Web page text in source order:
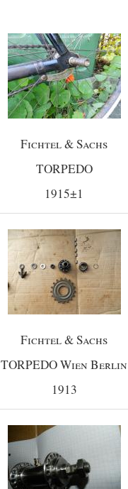
Fichtel & Sachs
TORPEDO
1915±1
Fichtel & Sachs
TORPEDO Wien Berlin
1913